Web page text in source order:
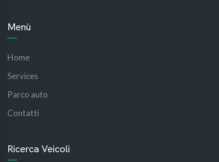
Menù
Home
Services
Parco auto
Contatti
Ricerca Veicoli